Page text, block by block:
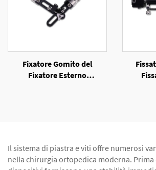
Fixatore Gomito del
Fixatore Esterno
Il sistema di piastra e viti offre numerosi
nella chirurgia ortopedica moderna.